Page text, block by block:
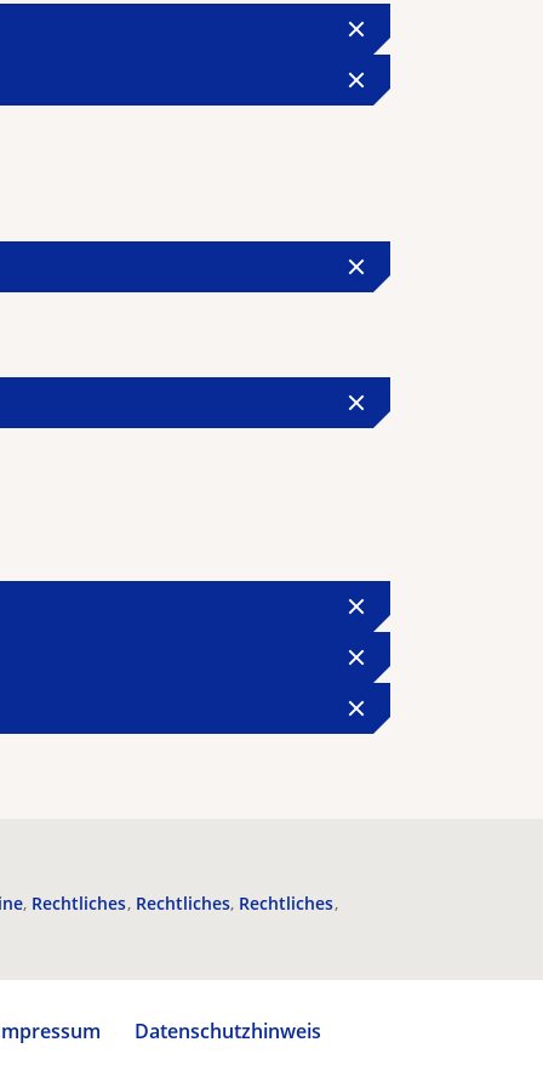
Rechtliches Rechtliches Rechtliches
Datenschutzhinweis